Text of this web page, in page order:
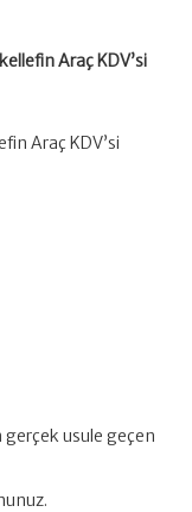
Araç KDV’si
Araç KDV’si
usule geçen